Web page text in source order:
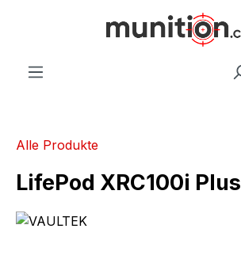
Alle Produkte
LifePod XRC100i Plus